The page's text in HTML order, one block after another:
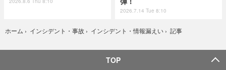
2026.7.14 Tue 8:10
ホーム › インシデント・事故 › インシデント・情報漏えい › 記事
TOP